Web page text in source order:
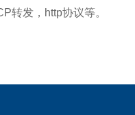
发，http协议等。